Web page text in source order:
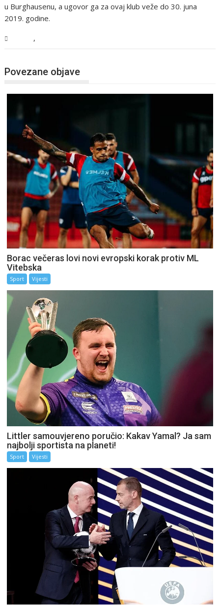
u Burghausenu, a ugovor ga za ovaj klub veže do 30. juna
2019. godine.
,
Povezane objave
Borac večeras lovi novi evropski korak protiv ML
Vitebska
Sport Vijesti
Littler samouvjereno poručio: Kakav Yamal? Ja sam
najbolji sportista na planeti!
Sport Vijesti